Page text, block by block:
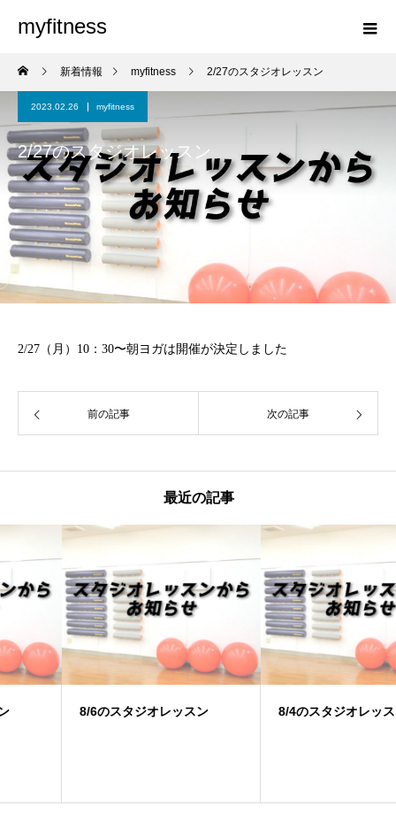
myfitness
新着情報 myfitness 2/27のスタジオレッスン
2023.02.26 myfitness
2/27のスタジオレッスン
2/27（月）10：30〜朝ヨガは開催が決定しました
前の記事 次の記事
最近の記事
8/6のスタジオレッスン 8/4のスタジオレッスン